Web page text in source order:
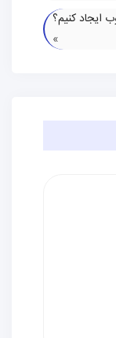
ایجاد کنیم؟
»